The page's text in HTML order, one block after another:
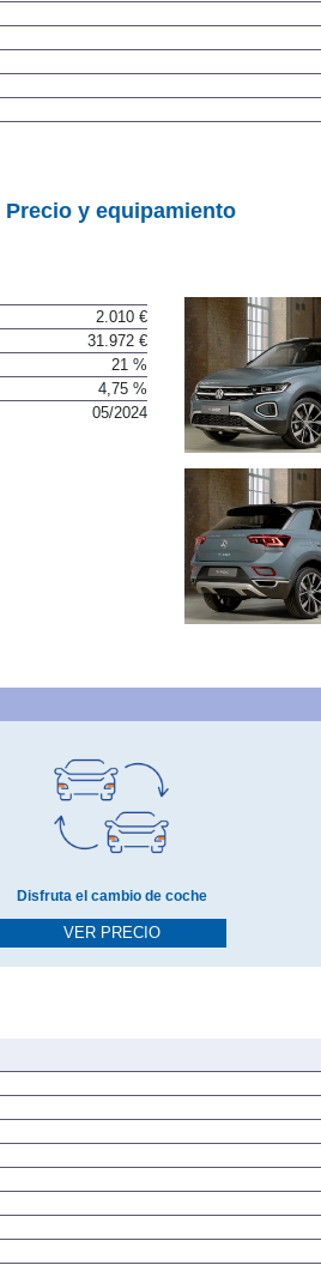
Precio y equipamiento
2.010 €
31.972 €
21 %
4,75 %
05/2024
Disfruta el cambio de coche
VER PRECIO